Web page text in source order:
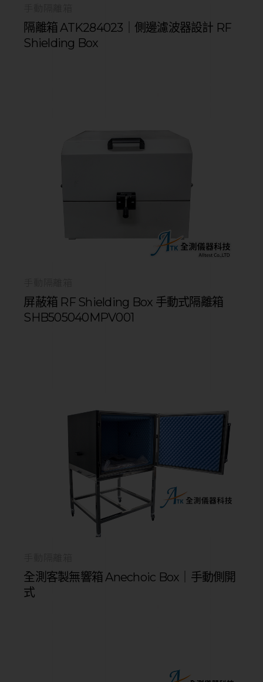
隔離箱 ATK284023｜側邊濾波器設計 RF
Shielding Box
屏蔽箱 RF Shielding Box 手動式隔離箱
SHB505040MPV001
全測客製無響箱 Anechoic Box｜手動側開
式